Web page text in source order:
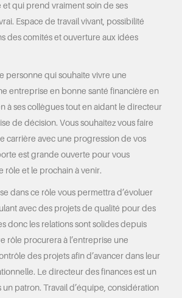
et qui prend vraiment soin de ses
Espace de travail vivant, possibilité
des comités et ouverture aux idées
personne qui souhaite vivre une
entreprise en bonne santé financière en
à ses collègues tout en aidant le directeur
de décision. Vous souhaitez vous faire
carrière avec une progression de vos
est grande ouverte pour vous
rôle et le prochain à venir.
dans ce rôle vous permettra d’évoluer
avec des projets de qualité pour des
donc les relations sont solides depuis
rôle procurera à l’entreprise une
des projets afin d’avancer dans leur
Le directeur des finances est un
patron. Travail d’équipe, considération